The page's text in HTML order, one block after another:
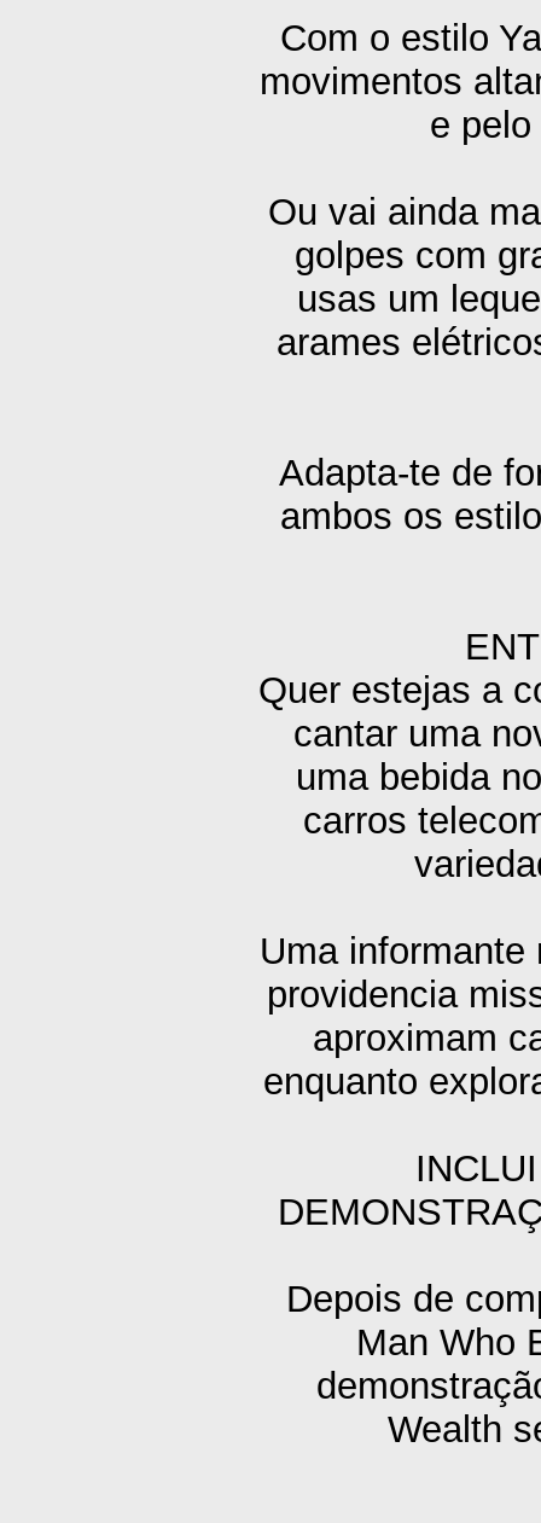
Com o estilo
movimentos
e
Ou vai ainda
golpes com
usas um
arames
Adapta-te de
ambos os
Quer estejas a
cantar uma
uma bebida
carros
Uma
providencia
aproximam
enquanto
Depois de
Man Who
Wealth